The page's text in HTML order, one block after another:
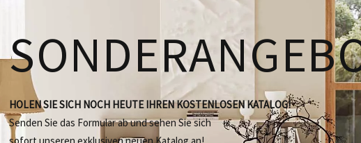
HOLEN SIE SICH NOCH HEUTE IHREN KOSTENLOSEN KATALOG!
Senden Sie das Formular ab und sehen Sie sich